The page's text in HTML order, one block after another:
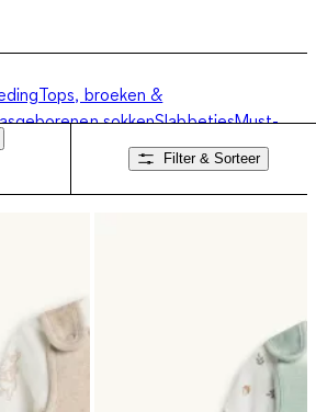
Tops, broeken &
sokkenSlabbetjesMust-
Filter & Sorteer